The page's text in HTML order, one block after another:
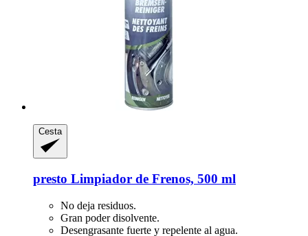
Cesta
presto Limpiador de Frenos, 500 ml
No deja residuos.
Gran poder disolvente.
Desengrasante fuerte y repelente al agua.